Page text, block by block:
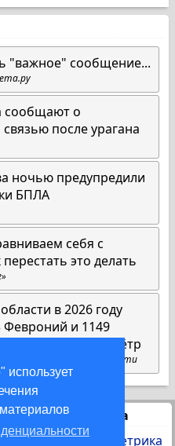
использует
"важное" сообщение...
сообщают о
после урагана
ночью предупредили
БПЛА
себя с
это делать
в 2026 году
Февроний и 1149
по имени Пётр
Ростовской области
Статистика